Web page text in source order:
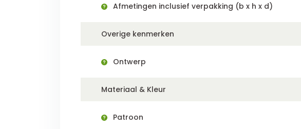
Afmetingen inclusief verpakking (b x h x d)
Overige kenmerken
Ontwerp
Materiaal & Kleur
Patroon